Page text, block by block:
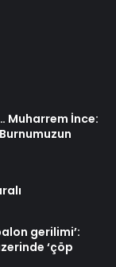
Muharrem İnce:
gerilimi’:
‘çöp